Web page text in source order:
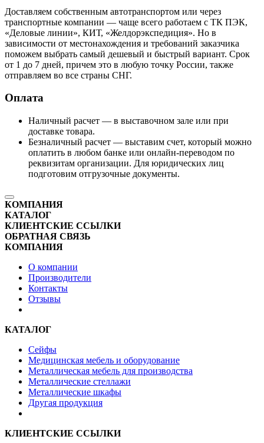
Доставляем собственным автотранспортом или через
транспортные компании — чаще всего работаем с ТК ПЭК,
«Деловые линии», КИТ, «Желдорэкспедиция». Но в
зависимости от местонахождения и требований заказчика
поможем выбрать самый дешевый и быстрый вариант. Срок
от 1 до 7 дней, причем это в любую точку России, также
отправляем во все страны СНГ.
Оплата
Наличный расчет — в выставочном зале или при
доставке товара.
Безналичный расчет — выставим счет, который можно
оплатить в любом банке или онлайн-переводом по
реквизитам организации. Для юридических лиц
подготовим отгрузочные документы.
КОМПАНИЯ
КАТАЛОГ
КЛИЕНТСКИЕ ССЫЛКИ
ОБРАТНАЯ СВЯЗЬ
КОМПАНИЯ
О компании
Производители
Контакты
Отзывы
КАТАЛОГ
Сейфы
Медицинская мебель и оборудование
Металлическая мебель для производства
Металлические стеллажи
Металлические шкафы
Другая продукция
КЛИЕНТСКИЕ ССЫЛКИ